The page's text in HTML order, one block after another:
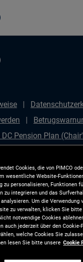
Pension Plan
(SIP))
(SFDR)
Plan
Anlegerrechte
dieser Website sind
Cookies, die von PIMCO
wesentliche Website-
zu personalisieren, Funktionen
zu integrieren und das
Um die Verwendung
zu verwalten, klicken Sie
notwendige Cookies
auch jederzeit über den Cookie-
welche Cookies Sie
lesen Sie bitte unsere Cookie